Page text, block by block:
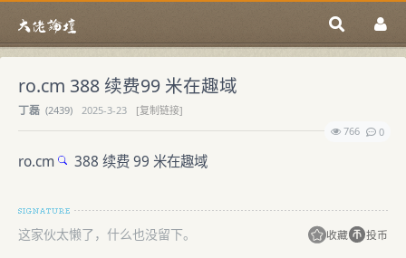
ro.cm 388 续费99 米在趣域
丁磊 (2439) 2025-3-23
[复制链接]
766
0
ro.cm 388 续费 99 米在趣域
这家伙太懒了，什么也没留下。 收藏 投币